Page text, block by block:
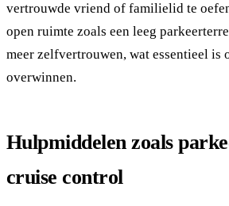
vertrouwde vriend of familielid te
open ruimte zoals een leeg
meer zelfvertrouwen, wat essentieel is
overwinnen.
Hulpmiddelen zoals
cruise control